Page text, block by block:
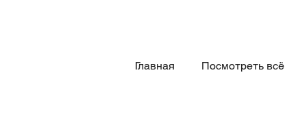
Главная Посмотреть всё